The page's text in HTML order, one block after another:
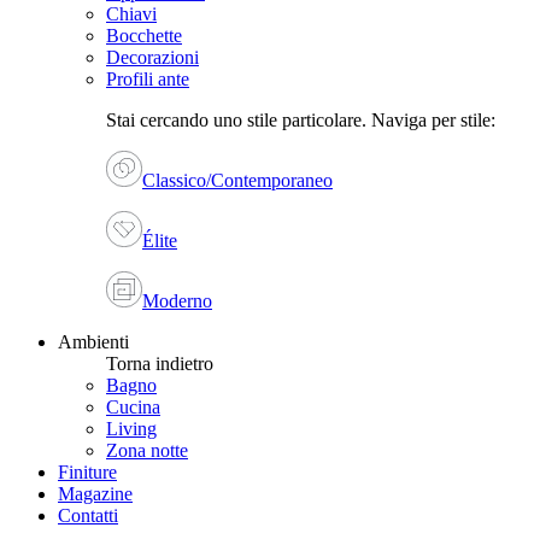
Chiavi
Bocchette
Decorazioni
Profili ante
Stai cercando uno stile particolare. Naviga per stile:
Classico/Contemporaneo
Élite
Moderno
Ambienti
Torna indietro
Bagno
Cucina
Living
Zona notte
Finiture
Magazine
Contatti